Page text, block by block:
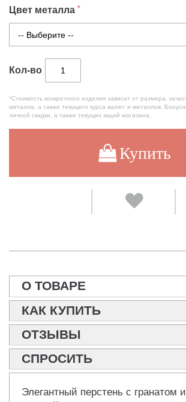
Цвет металла
Кол-во
*Стоимость конкретного изделия зависит от размера,
металла, а также текущего курса валют и металлов.
личной скидки, а также текущих акций магазина.
Купить
О ТОВАРЕ
КАК КУПИТЬ
ОТЗЫВЫ
СПРОСИТЬ
Элегантный перстень с гранатом